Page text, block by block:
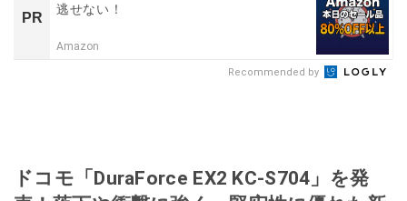
PR
逃せない！
Amazon
Recommended by
ドコモ「DuraForce EX2 KC-S704」を発